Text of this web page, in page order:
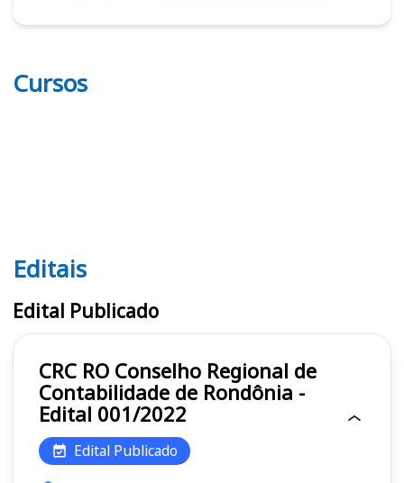
Cursos
Editais CRC RO
Editais
Edital Publicado
CRC RO Conselho Regional de
Contabilidade de Rondônia -
Edital 001/2022
Edital Publicado